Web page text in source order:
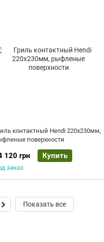
контактный Hendi 220х230мм,
поверхности
120 грн Купить
заказ
Показать все